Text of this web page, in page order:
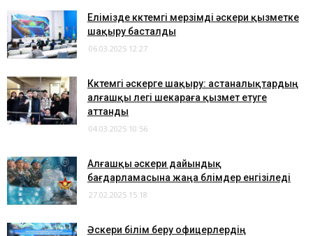
Елімізде көктемгі мерзімді әскери қызметке
шақыру басталды
06.03.2025 12:27
Көктемгі әскерге шақыру: астаналықтардың
алғашқы легі шекараға қызмет етуге
аттанды
04.03.2025 10:56
Алғашқы әскери дайындық
бағдарламасына жаңа бөлімдер енгізіледі
27.02.2025 15:18
Әскери білім беру офицерлердің